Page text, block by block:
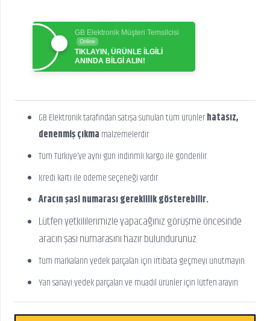
GB Elektronik Müşteri Temsilcisi
Online
TIKLAYIN, ÜRÜNLE İLGİLİ
ANINDA BİLGİ ALIN!
GB Elektronik tarafından satışa sunulan tüm ürünlerhatasız,
denenmiş çıkma malzemelerdir.
Tüm Türkiye’ye aynı gün indirimli kargo ile gönderilir.
Kredi kartı ile ödeme seçeneği vardır.
Aracın şasi numarası gereklilik gösterebilir.
Lütfen yetkililerimizle yapacağınız görüşme öncesinde
aracın şasi numarasını hazır bulundurunuz.
Tüm markaların yedek parçaları için irtibata geçmeyi unutmayın.
Yan sanayi yedek parçaları ve muadil ürünler için lütfen arayın.